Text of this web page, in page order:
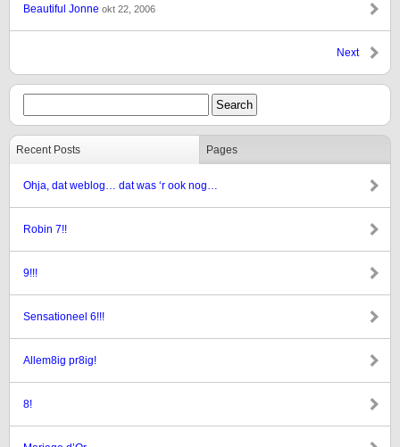
Beautiful Jonne okt 22, 2006
Next
Recent Posts Pages
Ohja, dat weblog… dat was ‘r ook nog…
Robin 7!!
9!!!
Sensationeel 6!!!
Allem8ig pr8ig!
8!